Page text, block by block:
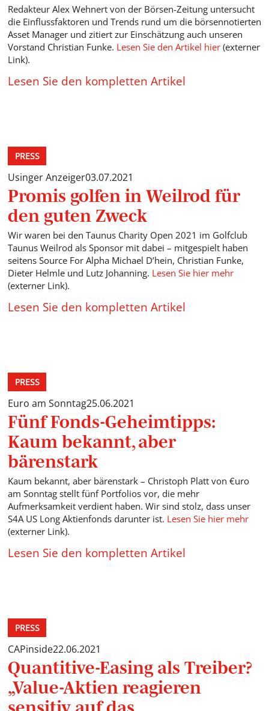
Redakteur Alex Wehnert von der Börsen-Zeitung untersucht
die Einflussfaktoren und Trends rund um die börsennotierten
Asset Manager und zitiert zur Einschätzung auch unseren
Vorstand Christian Funke. Lesen Sie den Artikel hier (externer
Link).
Lesen Sie den kompletten Artikel
PRESS
Usinger Anzeiger03.07.2021
Promis golfen in Weilrod für
den guten Zweck
Wir waren bei den Taunus Charity Open 2021 im Golfclub
Taunus Weilrod als Sponsor mit dabei – mitgespielt haben
seitens Source For Alpha Michael D’hein, Christian Funke,
Dieter Helmle und Lutz Johanning. Lesen Sie hier mehr
(externer Link).
Lesen Sie den kompletten Artikel
PRESS
Euro am Sonntag25.06.2021
Fünf Fonds-Geheimtipps:
Kaum bekannt, aber
bärenstark
Kaum bekannt, aber bärenstark – Christoph Platt von €uro
am Sonntag stellt fünf Portfolios vor, die mehr
Aufmerksamkeit verdient haben. Wir sind stolz, dass unser
S4A US Long Aktienfonds darunter ist. Lesen Sie hier mehr
(externer Link).
Lesen Sie den kompletten Artikel
PRESS
CAPinside22.06.2021
Quantitive-Easing als Treiber?
„Value-Aktien reagieren
sensitiv auf das